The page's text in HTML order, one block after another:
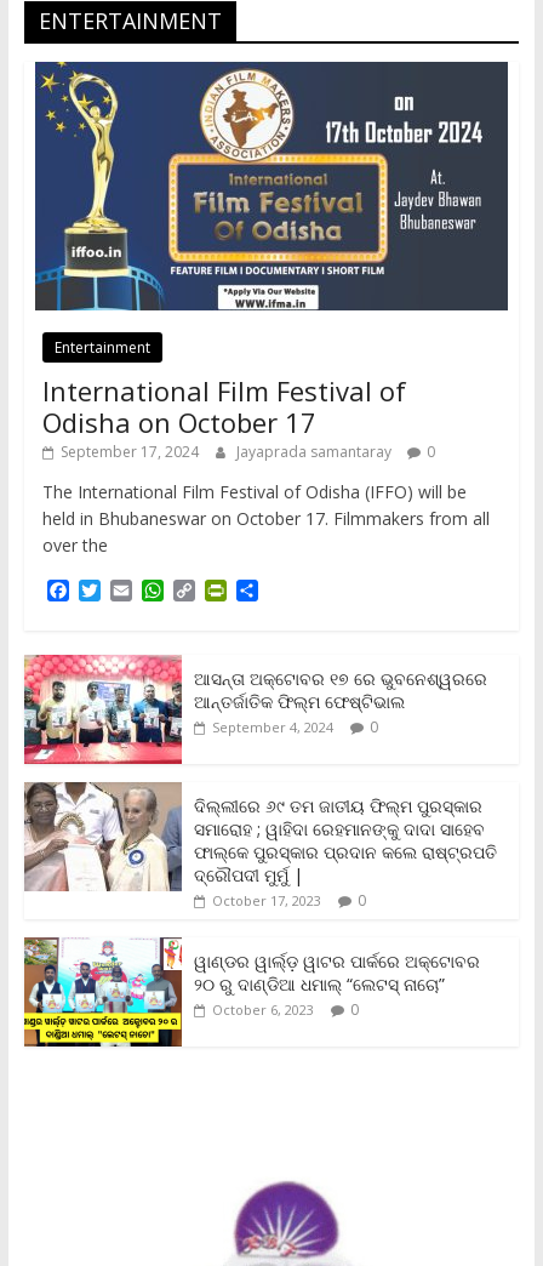
ENTERTAINMENT
Entertainment
International Film Festival of
Odisha on October 17
September 17, 2024 Jayaprada samantaray 0
The International Film Festival of Odisha (IFFO) will be
held in Bhubaneswar on October 17. Filmmakers from all
over the
F
e
b
o
o
k
T
t
t
e
r
E
i
l
W
t
s
A
p
p
C
L
i
n
k
P
t
F
r
i
d
l
y
S
e
ଆସନ୍ତା ଅକ୍ଟୋବର ୧୭ ରେ ଭୁବନେଶ୍ୱରରେ
ଆନ୍ତର୍ଜାତିକ ଫିଲ୍ମ ଫେଷ୍ଟିଭାଲ
September 4, 2024 0
ଦିଲ୍ଲୀରେ ୬୯ ତମ ଜାତୀୟ ଫିଲ୍ମ ପୁରସ୍କାର
ସମାରୋହ ; ୱାହିଦା ରେହମାନଙ୍କୁ ଦାଦା ସାହେବ
ଫାଲ୍‌କେ ପୁରସ୍କାର ପ୍ରଦାନ କଲେ ରାଷ୍ଟ୍ରପତି
ଦ୍ରୌପଦୀ ମୁର୍ମୁ |
October 17, 2023 0
ୱାଣ୍ଡର ୱାର୍ଲ୍‌ଡ଼ ୱାଟର ପାର୍କରେ ଅକ୍ଟୋବର
୨୦ ରୁ ଦାଣ୍ଡିଆ ଧମାଲ୍ “ଲେଟସ୍ ନାଚୋ”
October 6, 2023 0